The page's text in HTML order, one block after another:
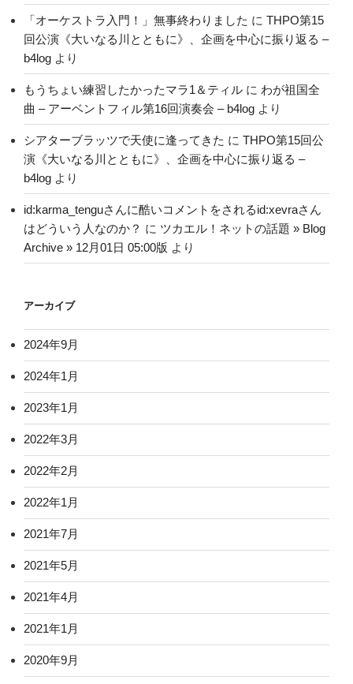
「オーケストラ入門！」無事終わりました に THPO第15
回公演《大いなる川とともに》、企画を中心に振り返る –
b4log より
もうちょい練習したかったマラ1＆ティル に わが祖国全
曲 – アーベントフィル第16回演奏会 – b4log より
シアターブラッツで天使に逢ってきた に THPO第15回公
演《大いなる川とともに》、企画を中心に振り返る –
b4log より
id:karma_tenguさんに酷いコメントをされるid:xevraさん
はどういう人なのか？ に ツカエル！ネットの話題 » Blog
Archive » 12月01日 05:00版 より
アーカイブ
2024年9月
2024年1月
2023年1月
2022年3月
2022年2月
2022年1月
2021年7月
2021年5月
2021年4月
2021年1月
2020年9月